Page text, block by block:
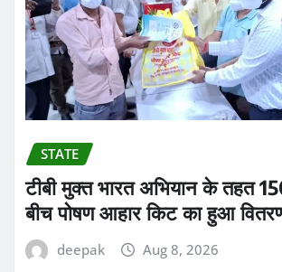
STATE
टीबी मुक्त भारत अभियान के तहत
बीच पोषण आहार किट का हुआ
deepak Aug 8, 2026